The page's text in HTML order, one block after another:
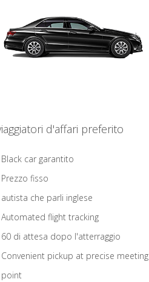
d'affari preferito
Black car garantito
Prezzo fisso
autista che parli inglese
Automated flight tracking
60 di attesa dopo l'atterraggio
Convenient pickup at precise meeting
point